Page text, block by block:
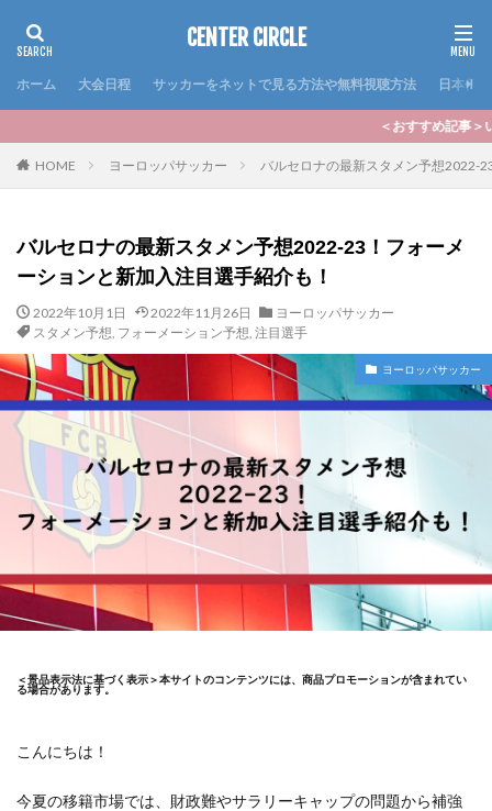
CENTER CIRCLE
ホーム 大会日程 サッカーをネットで見る方法や無料視聴方法 日本代表
＜おすすめ記事＞いよいよ2024シーズンの
HOME ヨーロッパサッカー バルセロナの最新スタメン予想2022-
バルセロナの最新スタメン予想2022-23！フォーメ
ーションと新加入注目選手紹介も！
2022年10月1日 2022年11月26日
ヨーロッパサッカー
スタメン予想, フォーメーション予想, 注目選手
ヨーロッパサッカー
＜景品表示法に基づく表示＞本サイトのコンテンツには、商品プロモーションが含まれてい
る場合があります。
こんにちは！
今夏の移籍市場では、財政難やサラリーキャップの問題から補強